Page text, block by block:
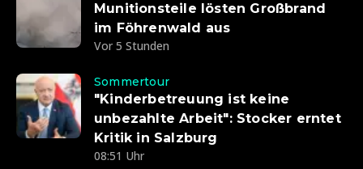
Munitionsteile lösten Großbrand
im Föhrenwald aus
Vor 5 Stunden
Sommertour
"Kinderbetreuung ist keine
unbezahlte Arbeit": Stocker erntet
Kritik in Salzburg
08:51 Uhr